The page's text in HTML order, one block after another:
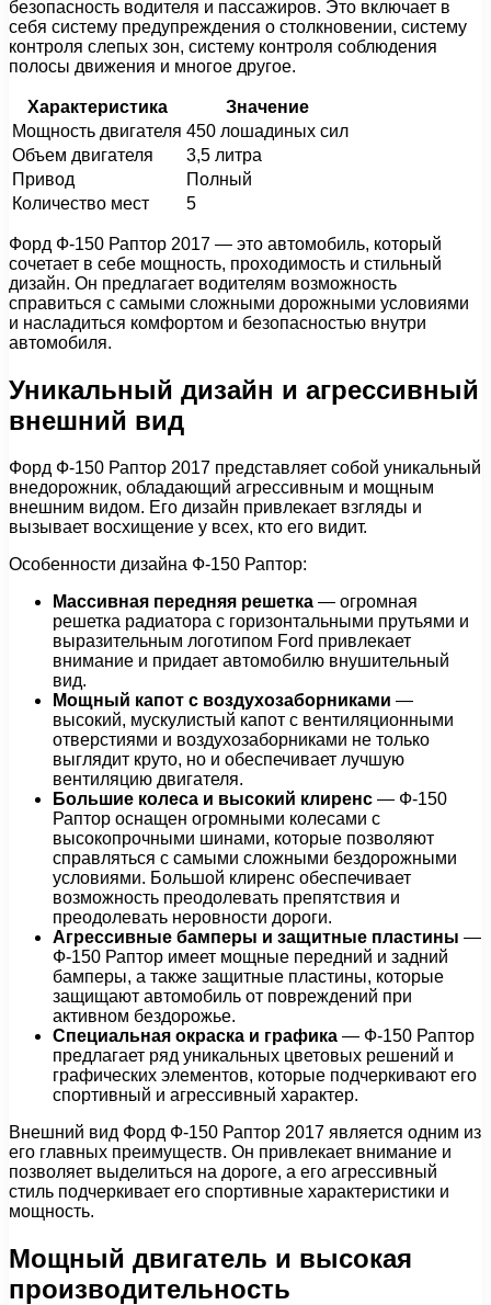
безопасность водителя и пассажиров. Это включает в
себя систему предупреждения о столкновении, систему
контроля слепых зон, систему контроля соблюдения
полосы движения и многое другое.
Характеристика
Значение
Мощность двигателя 450 лошадиных сил
Объем двигателя
3,5 литра
Привод
Полный
Количество мест
5
Форд Ф-150 Раптор 2017 — это автомобиль, который
сочетает в себе мощность, проходимость и стильный
дизайн. Он предлагает водителям возможность
справиться с самыми сложными дорожными условиями
и насладиться комфортом и безопасностью внутри
автомобиля.
Уникальный дизайн и агрессивный
внешний вид
Форд Ф-150 Раптор 2017 представляет собой уникальный
внедорожник, обладающий агрессивным и мощным
внешним видом. Его дизайн привлекает взгляды и
вызывает восхищение у всех, кто его видит.
Особенности дизайна Ф-150 Раптор:
Массивная передняя решетка — огромная
решетка радиатора с горизонтальными прутьями и
выразительным логотипом Ford привлекает
внимание и придает автомобилю внушительный
вид.
Мощный капот с воздухозаборниками —
высокий, мускулистый капот с вентиляционными
отверстиями и воздухозаборниками не только
выглядит круто, но и обеспечивает лучшую
вентиляцию двигателя.
Большие колеса и высокий клиренс — Ф-150
Раптор оснащен огромными колесами с
высокопрочными шинами, которые позволяют
справляться с самыми сложными бездорожными
условиями. Большой клиренс обеспечивает
возможность преодолевать препятствия и
преодолевать неровности дороги.
Агрессивные бамперы и защитные пластины —
Ф-150 Раптор имеет мощные передний и задний
бамперы, а также защитные пластины, которые
защищают автомобиль от повреждений при
активном бездорожье.
Специальная окраска и графика — Ф-150 Раптор
предлагает ряд уникальных цветовых решений и
графических элементов, которые подчеркивают его
спортивный и агрессивный характер.
Внешний вид Форд Ф-150 Раптор 2017 является одним из
его главных преимуществ. Он привлекает внимание и
позволяет выделиться на дороге, а его агрессивный
стиль подчеркивает его спортивные характеристики и
мощность.
Мощный двигатель и высокая
производительность